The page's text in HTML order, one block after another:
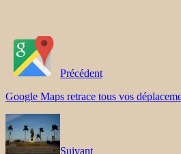
Précédent
Google Maps retrace tous vos
Suivant